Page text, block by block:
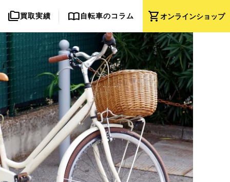
shopping_cartオンラインショップ
folder_copy買取実績 import_contacts自転車のコラム